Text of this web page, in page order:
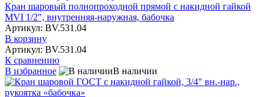
Кран шаровый полнопроходной прямой с накидной гайкой
MVI 1/2", внутренняя-наружная, бабочка
Артикул: BV.531.04
В корзину
Артикул: BV.531.04
К сравнению
В избранное
В наличии